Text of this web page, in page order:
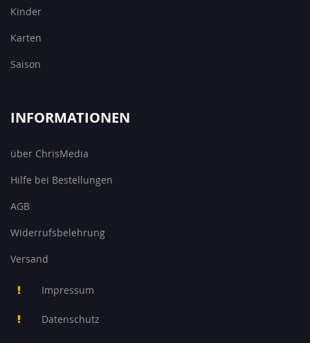
Kinder
Karten
Saison
INFORMATIONEN
über ChrisMedia
Hilfe bei Bestellungen
AGB
Widerrufsbelehrung
Versand
Impressum
Datenschutz